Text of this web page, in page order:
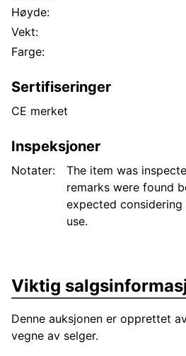
Høyde:
Vekt:
Farge:
Sertifiseringer
CE merket
Inspeksjoner
Notater:
The item was
remarks were found
expected
use.
Viktig
Denne auksjonen er opprettet
vegne av selger.